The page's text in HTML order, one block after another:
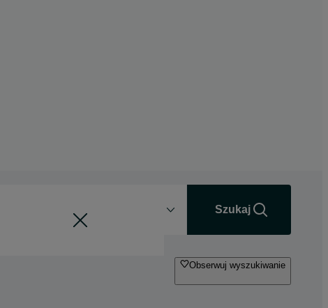
Szukaj
Obserwuj wyszukiwanie